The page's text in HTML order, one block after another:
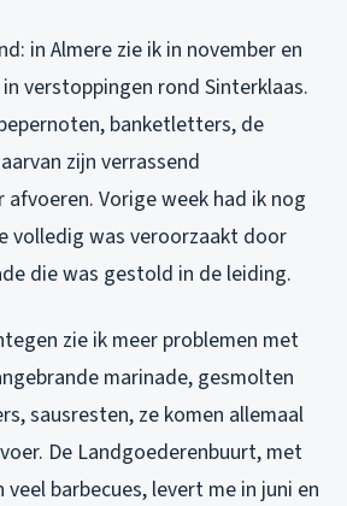
in Almere zie ik in november en
verstoppingen rond Sinterklaas.
banketletters, de
zijn verrassend
Vorige week had ik nog
volledig was veroorzaakt door
die was gestold in de leiding.
zie ik meer problemen met
marinade, gesmolten
sausresten, ze komen allemaal
De Landgoederenbuurt, met
barbecues, levert me in juni en